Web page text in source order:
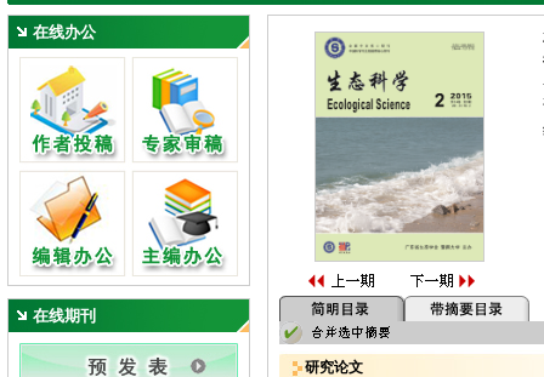
在线办公
在线期刊
研究论文